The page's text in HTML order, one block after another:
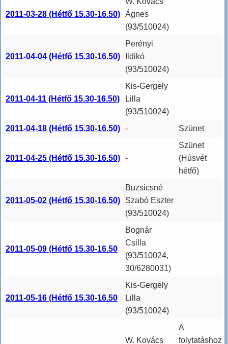
2011-03-28 (Hétfő 15.30-16.50)
Ágnes
(93/510024)
2011-04-04 (Hétfő 15.30-16.50)
Perényi
Ildikó
(93/510024)
2011-04-11 (Hétfő 15.30-16.50)
Kis-Gergely
Lilla
(93/510024)
2011-04-18 (Hétfő 15.30-16.50)
- Szünet
2011-04-25 (Hétfő 15.30-16.50) -
Szünet
(Húsvét
hétfő)
2011-05-02 (Hétfő 15.30-16.50)
Buzsicsné
Szabó Eszter
(93/510024)
2011-05-09 (Hétfő 15.30-16.50
Bognár
Csilla
(93/510024,
30/6280031)
2011-05-16 (Hétfő 15.30-16.50
Kis-Gergely
Lilla
(93/510024)
W. Kovács
A
folytatáshoz